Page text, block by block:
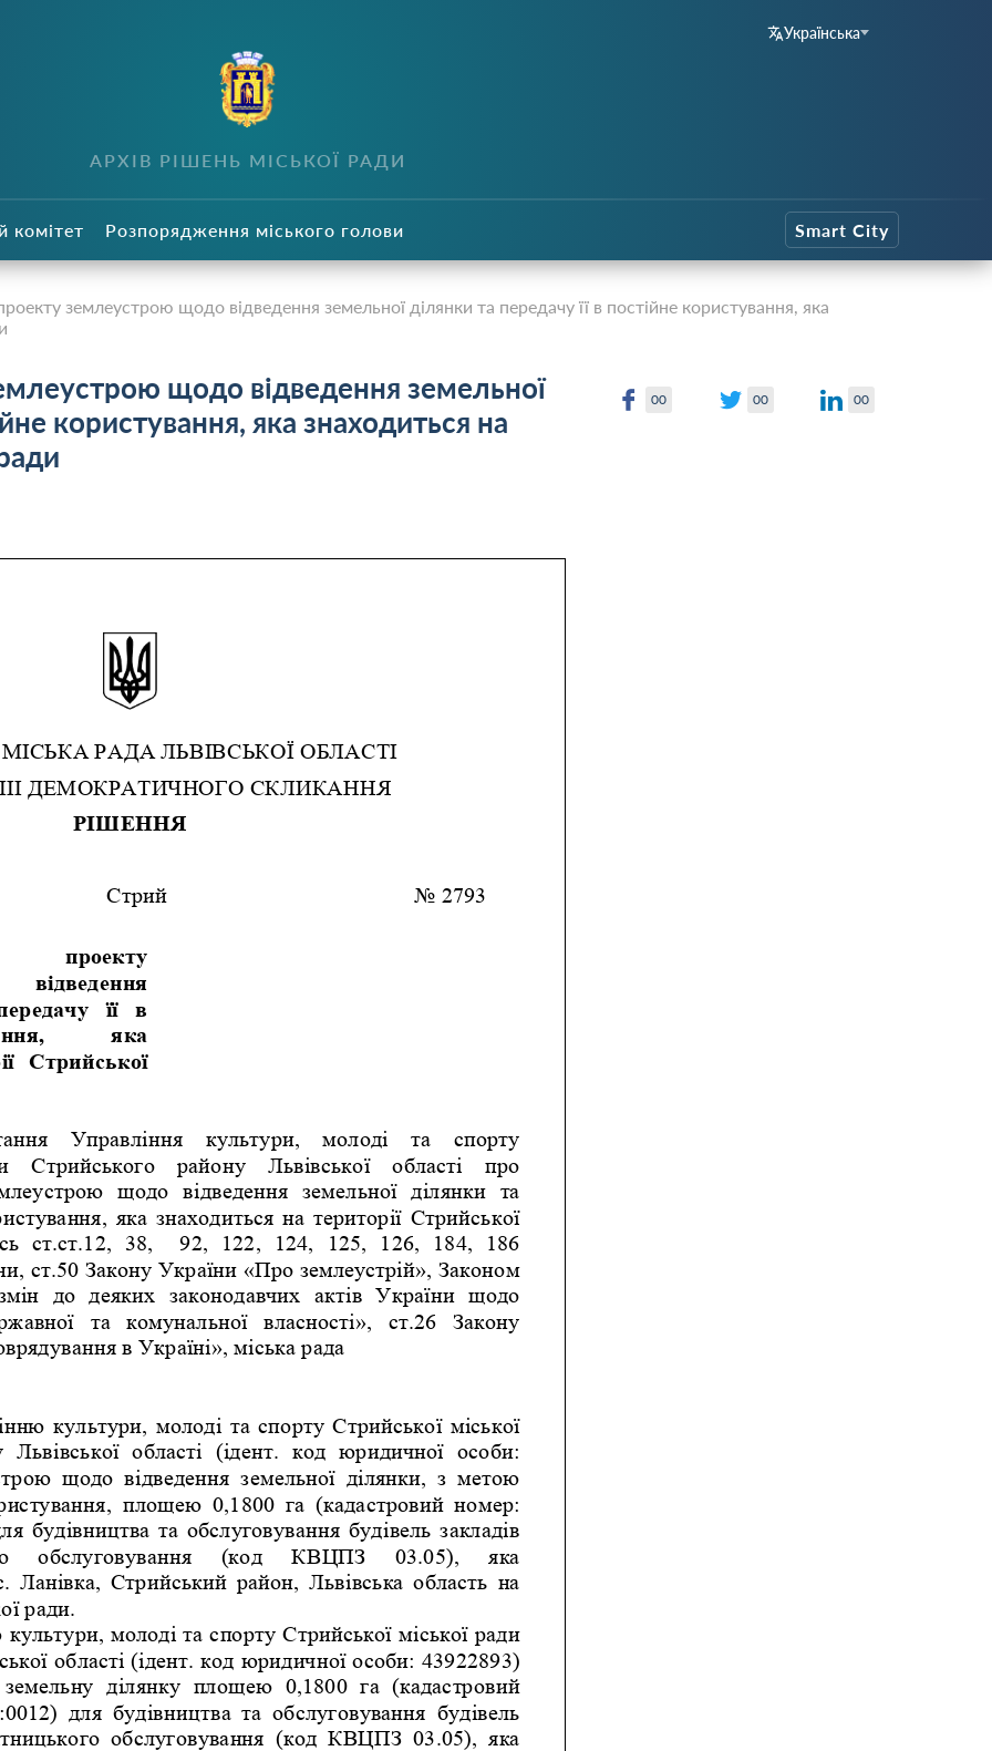
Українська
АРХІВ РІШЕНЬ МІСЬКОЇ РАДИ
комітет Розпорядження міського голови Smart City
землеустрою щодо відведення земельної ділянки та передачу її в постійне користування, яка
щодо відведення земельної
користування, яка знаходиться на
00 00 00